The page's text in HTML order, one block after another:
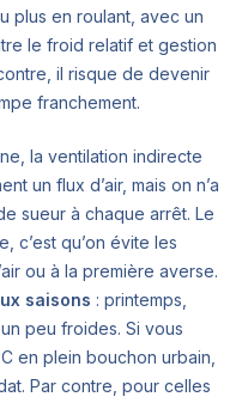
plus en roulant, avec un
le froid relatif et gestion
il risque de devenir
franchement.
la ventilation indirecte
un flux d’air, mais on n’a
sueur à chaque arrêt. Le
c’est qu’on évite les
ou à la première averse.
saisons : printemps,
peu froides. Si vous
en plein bouchon urbain,
Par contre, pour celles